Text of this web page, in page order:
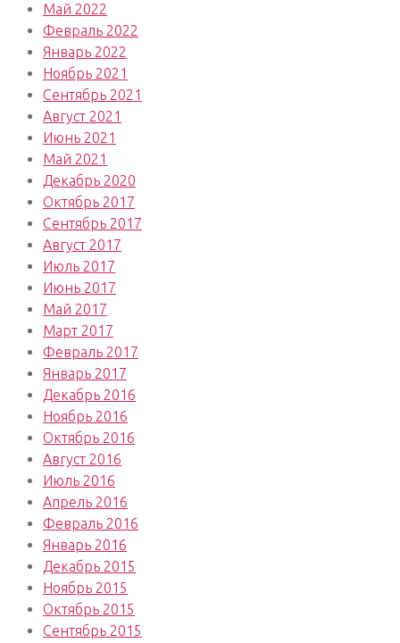
Май 2022
Февраль 2022
Январь 2022
Ноябрь 2021
Сентябрь 2021
Август 2021
Июнь 2021
Май 2021
Декабрь 2020
Октябрь 2017
Сентябрь 2017
Август 2017
Июль 2017
Июнь 2017
Май 2017
Март 2017
Февраль 2017
Январь 2017
Декабрь 2016
Ноябрь 2016
Октябрь 2016
Август 2016
Июль 2016
Апрель 2016
Февраль 2016
Январь 2016
Декабрь 2015
Ноябрь 2015
Октябрь 2015
Сентябрь 2015